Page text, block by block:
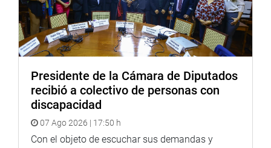
Soundcloud:https://soundcloud.com/radiocongreso
https://soundcloud.com/radiocongreso>
Sistema de Archivo Fotográfico (SAF):
http://www4.congreso.gob.pe/fotografia.asp
Presidente de la Cámara de Diputados
recibió a colectivo de personas con
discapacidad
07 Ago 2026 | 17:50 h
Con el objeto de escuchar sus demandas y